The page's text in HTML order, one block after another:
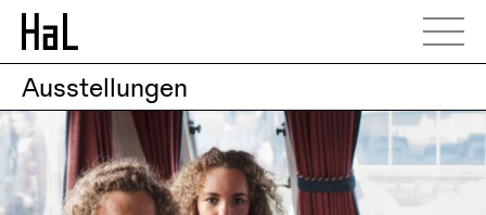
Ausstellungen